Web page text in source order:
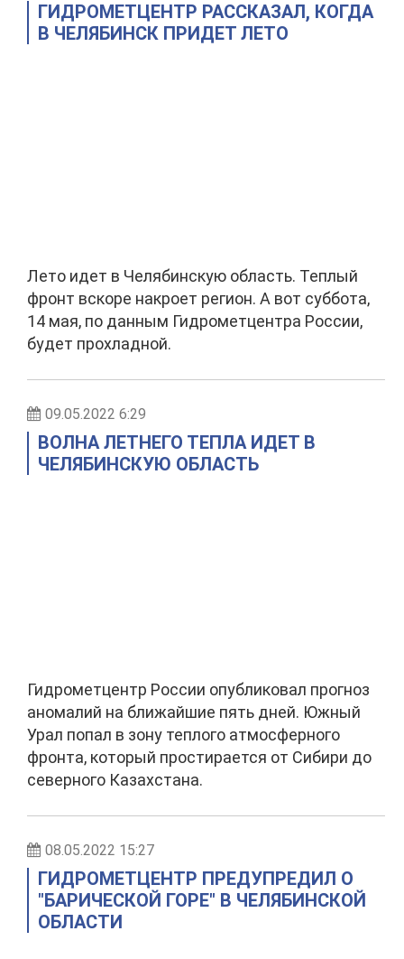
ГИДРОМЕТЦЕНТР РАССКАЗАЛ, КОГДА
В ЧЕЛЯБИНСК ПРИДЕТ ЛЕТО
Лето идет в Челябинскую область. Теплый
фронт вскоре накроет регион. А вот суббота,
14 мая, по данным Гидрометцентра России,
будет прохладной.
09.05.2022 6:29
ВОЛНА ЛЕТНЕГО ТЕПЛА ИДЕТ В
ЧЕЛЯБИНСКУЮ ОБЛАСТЬ
Гидрометцентр России опубликовал прогноз
аномалий на ближайшие пять дней. Южный
Урал попал в зону теплого атмосферного
фронта, который простирается от Сибири до
северного Казахстана.
08.05.2022 15:27
ГИДРОМЕТЦЕНТР ПРЕДУПРЕДИЛ О
"БАРИЧЕСКОЙ ГОРЕ" В ЧЕЛЯБИНСКОЙ
ОБЛАСТИ